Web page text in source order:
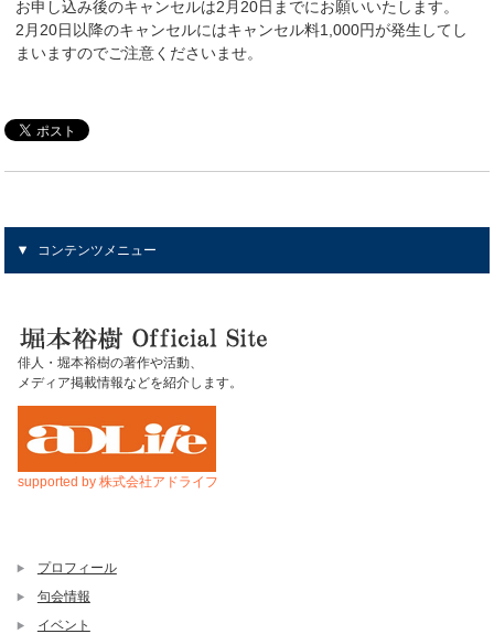
お申し込み後のキャンセルは2月20日までにお願いいたします。
2月20日以降のキャンセルにはキャンセル料1,000円が発生してし
まいますのでご注意くださいませ。
コンテンツメニュー
俳人・堀本裕樹の著作や活動、
メディア掲載情報などを紹介します。
supported by 株式会社アドライフ
プロフィール
句会情報
イベント